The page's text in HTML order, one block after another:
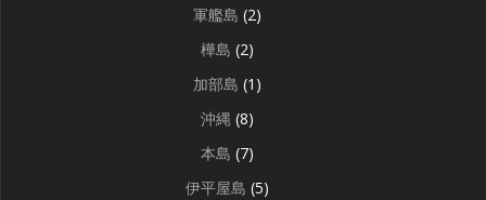
軍艦島 (2)
樺島 (2)
加部島 (1)
沖縄 (8)
本島 (7)
伊平屋島 (5)